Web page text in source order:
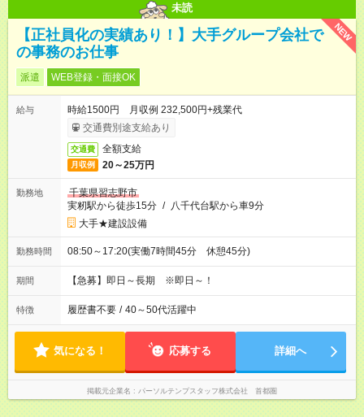
未読
NEW
【正社員化の実績あり！】大手グループ会社で
の事務のお仕事
派遣 WEB登録・面接OK
給与
時給1500円 月収例 232,500円+残業代
交通費別途支給あり
交通費 全額支給
月収例 20～25万円
勤務地
千葉県習志野市
実籾駅から徒歩15分 / 八千代台駅から車9分
大手★建設設備
勤務時間 08:50～17:20(実働7時間45分 休憩45分)
期間 【急募】即日～長期 ※即日～！
特徴 履歴書不要 / 40～50代活躍中
気になる！ 応募する 詳細へ
掲載元企業名 パーソルテンプスタッフ株式会社 首都圏